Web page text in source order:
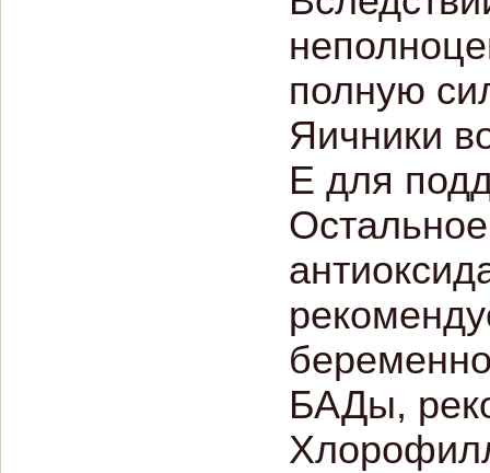
полную
Яичники
Е для
БАДы,